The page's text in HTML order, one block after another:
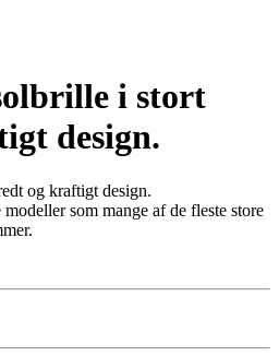
i stort
design.
og kraftigt design.
som mange af de fleste store